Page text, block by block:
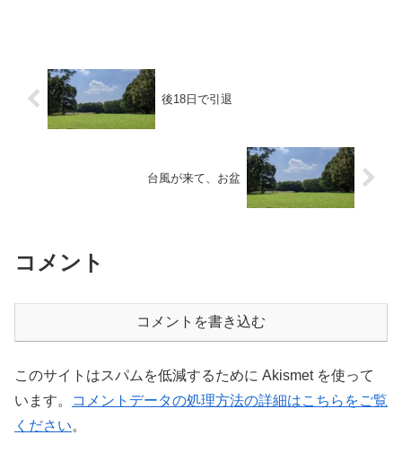
後18日で引退
台風が来て、お盆
コメント
コメントを書き込む
このサイトはスパムを低減するために Akismet を使って
います。
コメントデータの処理方法の詳細はこちらをご覧
ください。